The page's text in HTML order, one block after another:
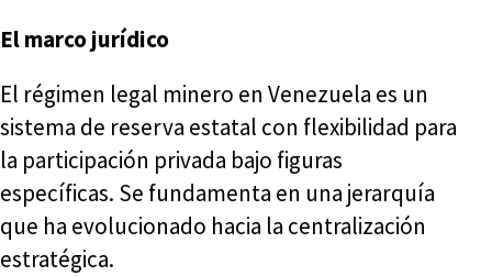
El marco jurídico
El régimen legal minero en Venezuela es un
sistema de reserva estatal con flexibilidad para
la participación privada bajo figuras
específicas. Se fundamenta en una jerarquía
que ha evolucionado hacia la centralización
estratégica.